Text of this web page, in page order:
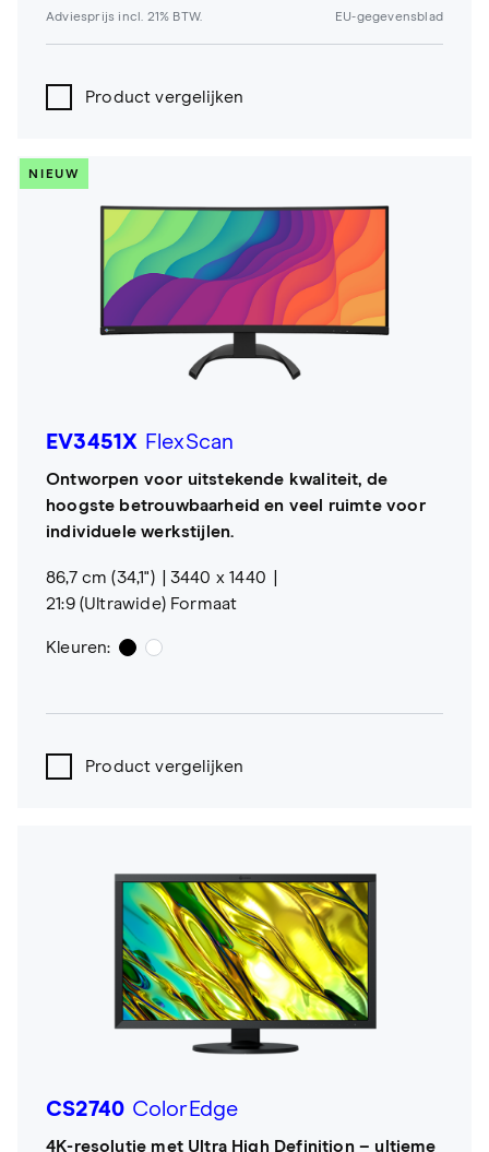
Adviesprijs incl. 21% BTW. EU-gegevensblad
Product vergelijken
NIEUW
EV3451X FlexScan
Ontworpen voor uitstekende kwaliteit, de
hoogste betrouwbaarheid en veel ruimte voor
individuele werkstijlen.
86,7 cm (34,1")
3440 x 1440
21:9 (Ultrawide) Formaat
Kleuren:
Product vergelijken
CS2740 ColorEdge
4K-resolutie met Ultra High Definition – ultieme